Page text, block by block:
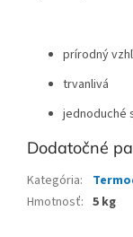
prírodný
trvanlivá
jednoduché
Dodatočné
Kategória:
Hmotnosť: 5 kg